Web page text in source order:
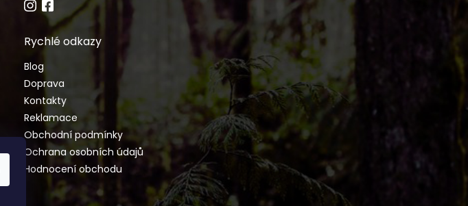
Rychlé odkazy
Blog
Doprava
Kontakty
Reklamace
Obchodní podmínky
Ochrana osobních údajů
Hodnocení obchodu